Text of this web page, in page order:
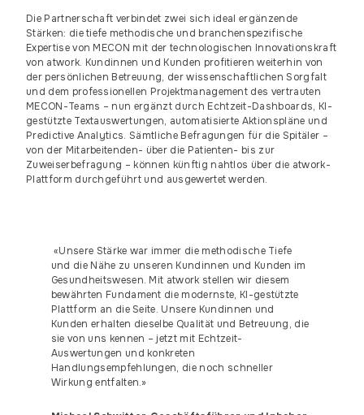
Die Partnerschaft verbindet zwei sich ideal ergänzende
Stärken: die tiefe methodische und branchenspezifische
Expertise von MECON mit der technologischen Innovationskraft
von atwork. Kundinnen und Kunden profitieren weiterhin von
der persönlichen Betreuung, der wissenschaftlichen Sorgfalt
und dem professionellen Projektmanagement des vertrauten
MECON-Teams – nun ergänzt durch Echtzeit-Dashboards, KI-
gestützte Textauswertungen, automatisierte Aktionspläne und
Predictive Analytics. Sämtliche Befragungen für die Spitäler –
von der Mitarbeitenden- über die Patienten- bis zur
Zuweiserbefragung – können künftig nahtlos über die atwork-
Plattform durchgeführt und ausgewertet werden.
«Unsere Stärke war immer die methodische Tiefe
und die Nähe zu unseren Kundinnen und Kunden im
Gesundheitswesen. Mit atwork stellen wir diesem
bewährten Fundament die modernste, KI-gestützte
Plattform an die Seite. Unsere Kundinnen und
Kunden erhalten dieselbe Qualität und Betreuung, die
sie von uns kennen – jetzt mit Echtzeit-
Auswertungen und konkreten
Handlungsempfehlungen, die noch schneller
Wirkung entfalten.»